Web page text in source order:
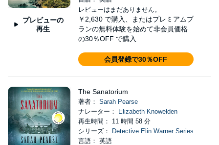
プレビューの
再生
レビューはまだありません。
￥2,630 で購入、またはプレミアムプ
ランの無料体験を始めて非会員価格
の30％OFF で購入
会員登録で30％OFF
The Sanatorium
著者： Sarah Pearse
ナレーター：
Elizabeth Knowelden
再生時間： 11 時間 58 分
シリーズ：
Detective Elin Warner Series
言語： 英語